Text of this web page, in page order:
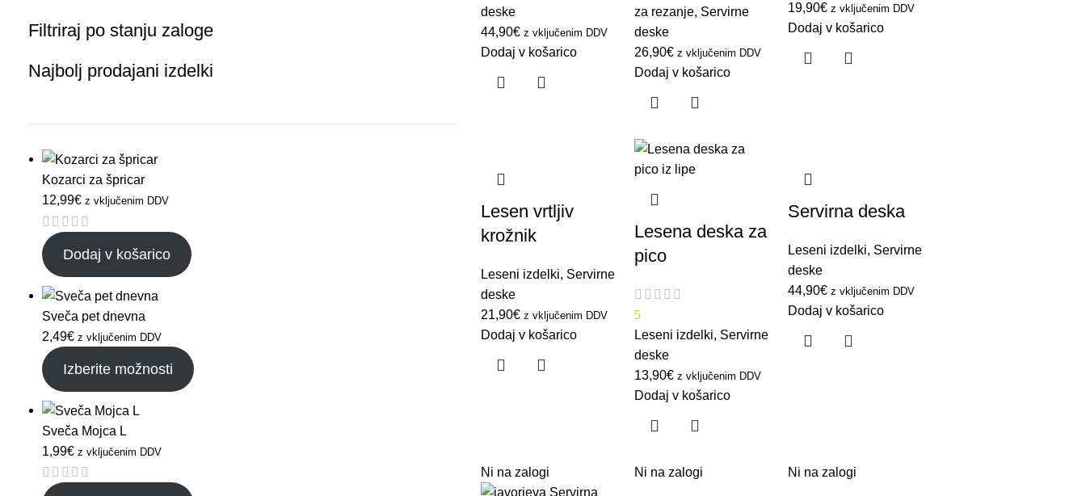
Filtriraj po stanju zaloge
Najbolj prodajani izdelki
Kozarci za špricar
12,99€ z vključenim DDV
Dodaj v košarico
Sveča pet dnevna
2,49€ z vključenim DDV
Izberite možnosti
Sveča Mojca L
1,99€ z vključenim DDV
deske
44,90€ z vključenim DDV
Dodaj v košarico
za rezanje, Servirne
deske
26,90€ z vključenim DDV
Dodaj v košarico
19,90€ z vključenim DDV
Dodaj v košarico
Lesen vrtljiv
krožnik
Leseni izdelki, Servirne
deske
21,90€ z vključenim DDV
Dodaj v košarico
Lesena deska za
pico
5
Leseni izdelki, Servirne
deske
13,90€ z vključenim DDV
Dodaj v košarico
Servirna deska
Leseni izdelki, Servirne
deske
44,90€ z vključenim DDV
Dodaj v košarico
Ni na zalogi Ni na zalogi Ni na zalogi